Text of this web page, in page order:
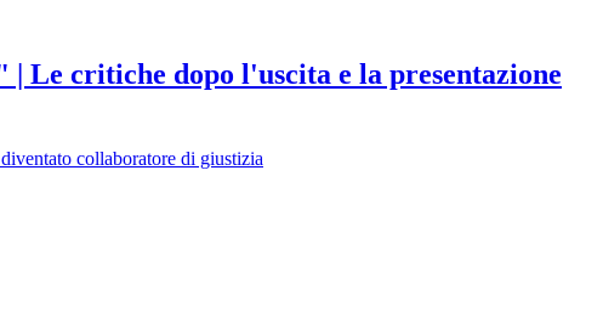
critiche dopo l'uscita e la presentazione
collaboratore di giustizia